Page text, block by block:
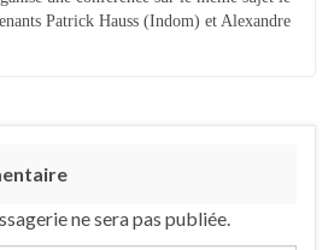
Patrick Hauss (Indom) et Alexandre
ne sera pas publiée.